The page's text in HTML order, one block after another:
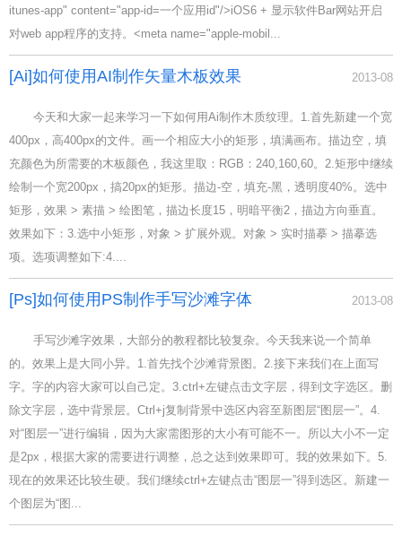
itunes-app" content="app-id=一个应用id"/>iOS6 + 显示软件Bar网站开启
对web app程序的支持。<meta name="apple-mobil...
[Ai]如何使用AI制作矢量木板效果 2013-08
今天和大家一起来学习一下如何用Ai制作木质纹理。1.首先新建一个宽
400px，高400px的文件。画一个相应大小的矩形，填满画布。描边空，填
充颜色为所需要的木板颜色，我这里取：RGB：240,160,60。2.矩形中继续
绘制一个宽200px，搞20px的矩形。描边-空，填充-黑，透明度40%。选中
矩形，效果 > 素描 > 绘图笔，描边长度15，明暗平衡2，描边方向垂直。
效果如下：3.选中小矩形，对象 > 扩展外观。对象 > 实时描摹 > 描摹选
项。选项调整如下:4....
[Ps]如何使用PS制作手写沙滩字体 2013-08
手写沙滩字效果，大部分的教程都比较复杂。今天我来说一个简单
的。效果上是大同小异。1.首先找个沙滩背景图。2.接下来我们在上面写
字。字的内容大家可以自己定。3.ctrl+左键点击文字层，得到文字选区。删
除文字层，选中背景层。Ctrl+j复制背景中选区内容至新图层“图层一”。4.
对“图层一”进行编辑，因为大家需图形的大小有可能不一。所以大小不一定
是2px，根据大家的需要进行调整，总之达到效果即可。我的效果如下。5.
现在的效果还比较生硬。我们继续ctrl+左键点击“图层一”得到选区。新建一
个图层为“图...